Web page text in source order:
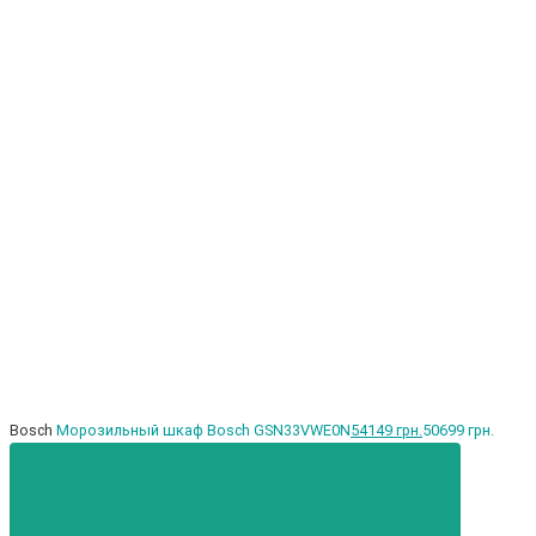
Bosch Морозильный шкаф Bosch GSN33VWE0N54149 грн. 50699 грн.